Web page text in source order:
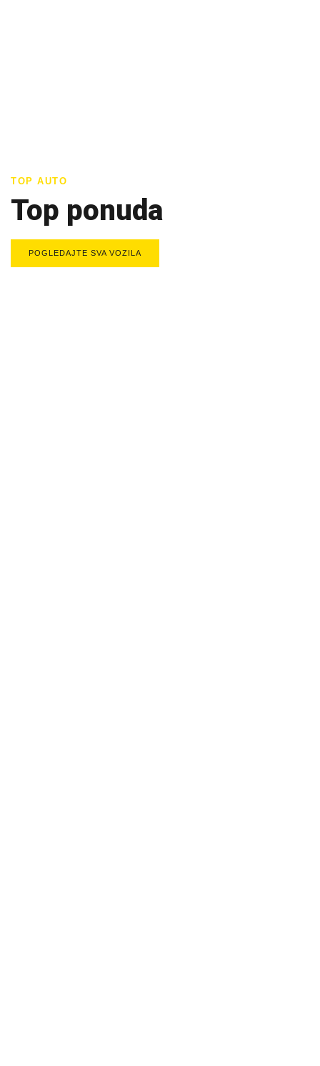
TOP AUTO
Top ponuda
POGLEDAJTE SVA VOZILA